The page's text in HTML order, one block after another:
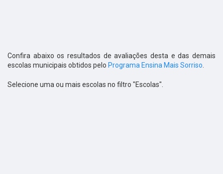
Confira abaixo os resultados de avaliações desta e das demais
escolas municipais obtidos pelo Programa Ensina Mais Sorriso
Selecione uma ou mais escolas no filtro "Escolas".